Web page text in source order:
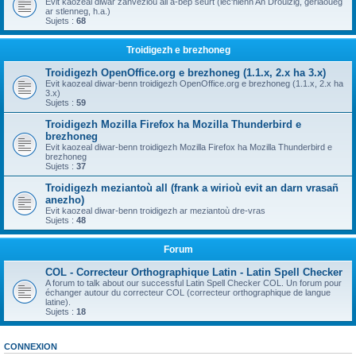
ar stlenneg, h.a.)
Sujets : 68
Troidigezh e brezhoneg
Troidigezh OpenOffice.org e brezhoneg (1.1.x, 2.x ha 3.x)
Evit kaozeal diwar-benn troidigezh OpenOffice.org e brezhoneg (1.1.x, 2.x ha
3.x)
Sujets : 59
Troidigezh Mozilla Firefox ha Mozilla Thunderbird e
brezhoneg
Evit kaozeal diwar-benn troidigezh Mozilla Firefox ha Mozilla Thunderbird e
brezhoneg
Sujets : 37
Troidigezh meziantoù all (frank a wirioù evit an darn vrasañ
anezho)
Evit kaozeal diwar-benn troidigezh ar meziantoù dre-vras
Sujets : 48
Forum
COL - Correcteur Orthographique Latin - Latin Spell Checker
A forum to talk about our successful Latin Spell Checker COL. Un forum pour
échanger autour du correcteur COL (correcteur orthographique de langue
latine).
Sujets : 18
CONNEXION